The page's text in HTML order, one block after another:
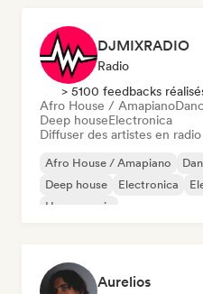
DJMIXRADIO
Radio
> 5100 feedbacks
Afro House / Amapiano
Deep houseElectronica
Diffuser des artistes en radio
Afro House / Amapiano
Deep house
Electronica
House music
Aurelios